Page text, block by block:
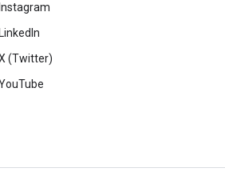
Instagram
LinkedIn
(Twitter)